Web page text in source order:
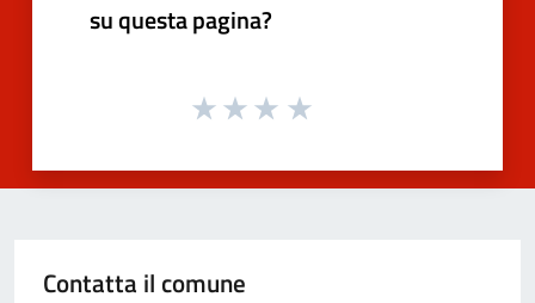
su questa pagina?
Contatta il comune